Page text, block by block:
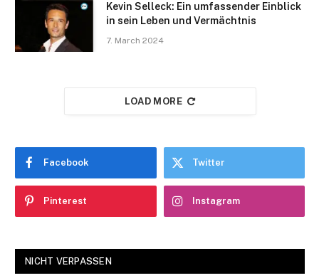
Kevin Selleck: Ein umfassender Einblick
in sein Leben und Vermächtnis
7. March 2024
LOAD MORE
Facebook Twitter
Pinterest Instagram
NICHT VERPASSEN